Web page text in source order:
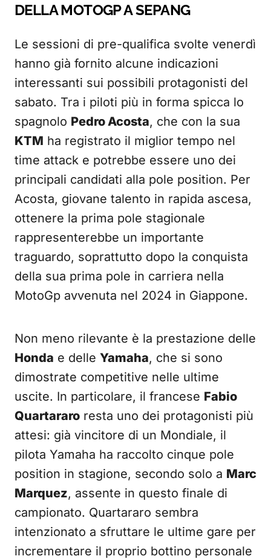
DELLA MOTOGP A SEPANG
Le sessioni di pre-qualifica svolte venerdì
hanno già fornito alcune indicazioni
interessanti sui possibili protagonisti del
sabato. Tra i piloti più in forma spicca lo
spagnolo Pedro Acosta, che con la sua
KTM ha registrato il miglior tempo nel
time attack e potrebbe essere uno dei
principali candidati alla pole position. Per
Acosta, giovane talento in rapida ascesa,
ottenere la prima pole stagionale
rappresenterebbe un importante
traguardo, soprattutto dopo la conquista
della sua prima pole in carriera nella
MotoGp avvenuta nel 2024 in Giappone.
Non meno rilevante è la prestazione delle
Honda e delle Yamaha, che si sono
dimostrate competitive nelle ultime
uscite. In particolare, il francese Fabio
Quartararo resta uno dei protagonisti più
attesi: già vincitore di un Mondiale, il
pilota Yamaha ha raccolto cinque pole
position in stagione, secondo solo a Marc
Marquez, assente in questo finale di
campionato. Quartararo sembra
intenzionato a sfruttare le ultime gare per
incrementare il proprio bottino personale